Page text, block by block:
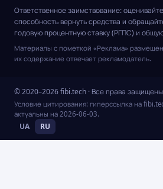
Ответственное заимствование:
способность вернуть средства и
годовую процентную ставку (РГПС) и
Материалы с пометкой «Реклама»
их содержание отвечает рекламодатель.
© 2020–2026 fibi.tech · Все права
Условие цитирования: гиперссылка на
актуальны на 2026-06-03.
UA RU